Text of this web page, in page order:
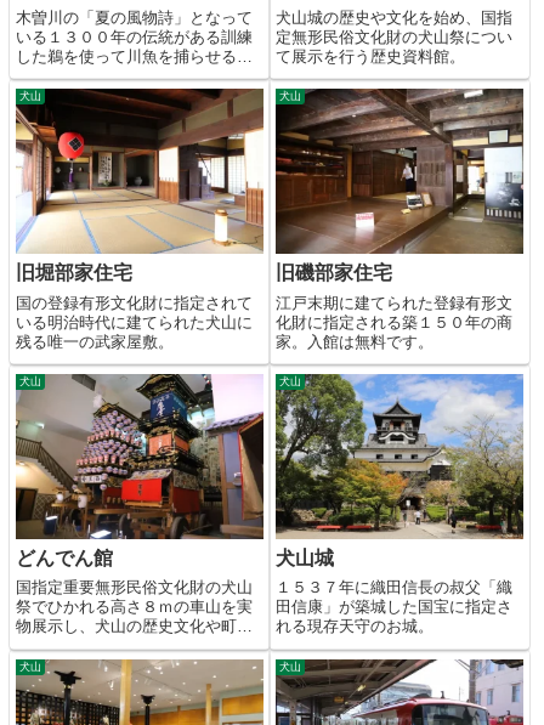
木曽川の「夏の風物詩」となって
いる１３００年の伝統がある訓練
した鵜を使って川魚を捕らせる漁
法。
犬山城の歴史や文化を始め、国指
定無形民俗文化財の犬山祭につい
て展示を行う歴史資料館。
犬山
旧堀部家住宅
国の登録有形文化財に指定されて
いる明治時代に建てられた犬山に
残る唯一の武家屋敷。
犬山
旧磯部家住宅
江戸末期に建てられた登録有形文
化財に指定される築１５０年の商
家。入館は無料です。
犬山
どんでん館
国指定重要無形民俗文化財の犬山
祭でひかれる高さ８ｍの車山を実
物展示し、犬山の歴史文化や町家
を紹介する資料館。
犬山
犬山城
１５３７年に織田信長の叔父「織
田信康」が築城した国宝に指定さ
れる現存天守のお城。
犬山 犬山